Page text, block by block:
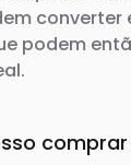
converter
podem